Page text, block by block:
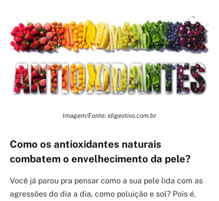
Imagem/Fonte: idigestivo.com.br
Como os antioxidantes naturais
combatem o envelhecimento da pele?
Você já parou pra pensar como a sua pele lida com as
agressões do dia a dia, como poluição e sol? Pois é,